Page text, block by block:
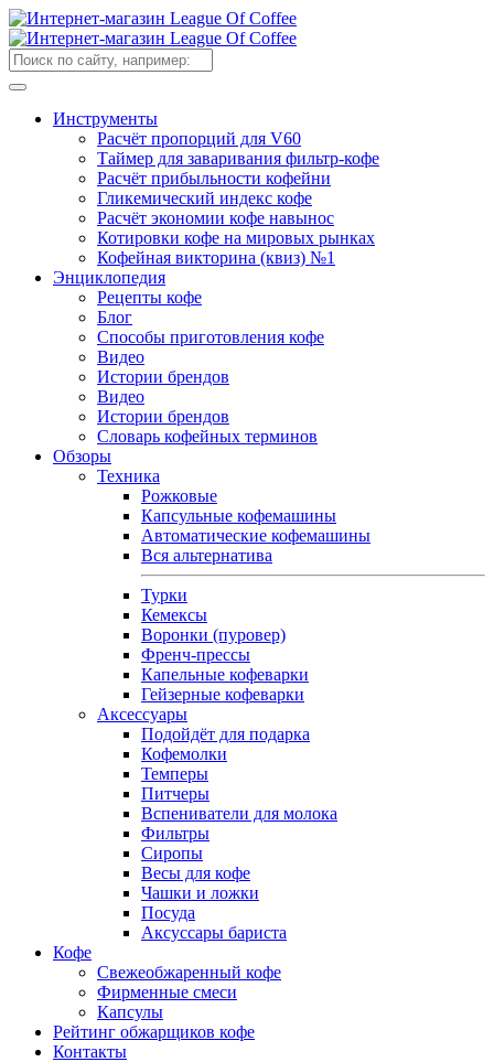
Инструменты
Расчёт пропорций для V60
Таймер для заваривания фильтр-кофе
Расчёт прибыльности кофейни
Гликемический индекс кофе
Расчёт экономии кофе навынос
Котировки кофе на мировых рынках
Кофейная викторина (квиз) №1
Энциклопедия
Рецепты кофе
Блог
Способы приготовления кофе
Видео
Истории брендов
Видео
Истории брендов
Словарь кофейных терминов
Обзоры
Техника
Рожковые
Капсульные кофемашины
Автоматические кофемашины
Вся альтернатива
Турки
Кемексы
Воронки (пуровер)
Френч-прессы
Капельные кофеварки
Гейзерные кофеварки
Аксессуары
Подойдёт для подарка
Кофемолки
Темперы
Питчеры
Вспениватели для молока
Фильтры
Сиропы
Весы для кофе
Чашки и ложки
Посуда
Аксуссары бариста
Кофе
Свежеобжаренный кофе
Фирменные смеси
Капсулы
Рейтинг обжарщиков кофе
Контакты